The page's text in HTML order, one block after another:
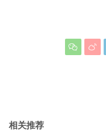
 
相关推荐